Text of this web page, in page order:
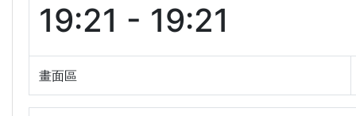
19:21 - 19:21
畫面區